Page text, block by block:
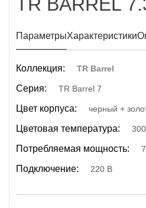
ПараметрыХарактеристики
Коллекция: TR Barrel
Серия: TR Barrel 7
Цвет корпуса: черный +
Цветовая температура:
Потребляемая мощность:
Подключение: 220 В